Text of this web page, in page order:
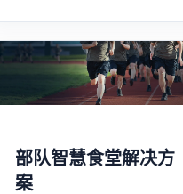
部队智慧食堂解决方
案